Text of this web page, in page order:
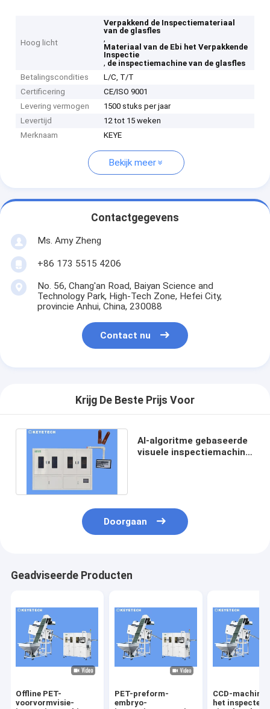
Hoog licht
Verpakkend de Inspectiemateriaal
van de glasfles
,
Materiaal van de Ebi het Verpakkende
Inspectie
, de inspectiemachine van de glasfles
Betalingscondities
L/C, T/T
Certificering
CE/ISO 9001
Levering vermogen
1500 stuks per jaar
Levertijd
12 tot 15 weken
Merknaam
KEYE
Bekijk meer
Contactgegevens
Ms. Amy Zheng
+86 173 5515 4206
No. 56, Chang'an Road, Baiyan Science and
Technology Park, High-Tech Zone, Hefei City,
provincie Anhui, China, 230088
Contact nu
Krijg De Beste Prijs Voor
AI-algoritme gebaseerde
visuele inspectiemachine
Doorgaan
Geadviseerde Producten
Offline PET-
voorvormvisie-
PET-preform-
embryo-
CCD-machine
het